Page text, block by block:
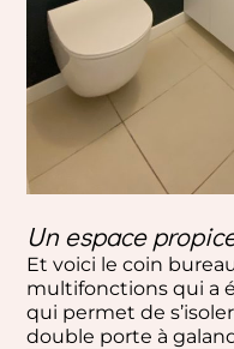
Un espace
Et voici le coin
multifonctions qui a
qui permet de
double porte à